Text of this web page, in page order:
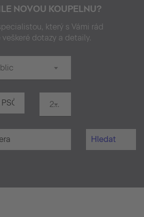
NOVOU KOUPELNU?
který s Vámi rád
veškeré dotazy a detaily.
20 km
Hledat